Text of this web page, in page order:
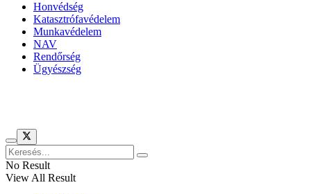
Honvédség
Katasztrófavédelem
Munkavédelem
NAV
Rendőrség
Ügyészség
No Result
View All Result